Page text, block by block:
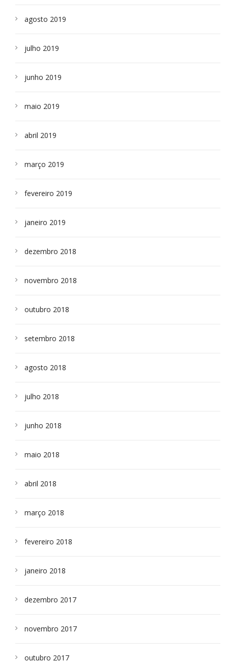
agosto 2019
julho 2019
junho 2019
maio 2019
abril 2019
março 2019
fevereiro 2019
janeiro 2019
dezembro 2018
novembro 2018
outubro 2018
setembro 2018
agosto 2018
julho 2018
junho 2018
maio 2018
abril 2018
março 2018
fevereiro 2018
janeiro 2018
dezembro 2017
novembro 2017
outubro 2017